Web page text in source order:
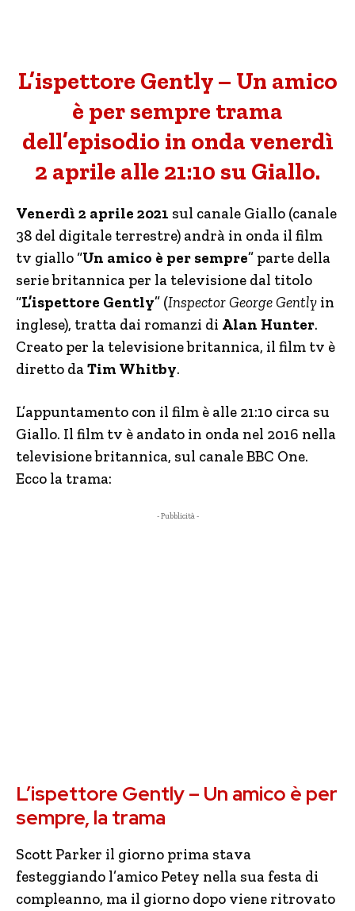
L’ispettore Gently – Un amico
è per sempre trama
dell’episodio in onda venerdì
2 aprile alle 21:10 su Giallo.
Venerdì 2 aprile 2021 sul canale Giallo (canale
38 del digitale terrestre) andrà in onda il film
tv giallo “Un amico è per sempre” parte della
serie britannica per la televisione dal titolo
“L’ispettore Gently” (Inspector George Gently in
inglese), tratta dai romanzi di Alan Hunter.
Creato per la televisione britannica, il film tv è
diretto daTim Whitby.
L’appuntamento con il film è alle 21:10 circa su
Giallo. Il film tv è andato in onda nel 2016 nella
televisione britannica, sul canale BBC One.
Ecco la trama:
- Pubblicità -
L’ispettore Gently – Un amico è per
sempre, la trama
Scott Parker il giorno prima stava
festeggiando l’amico Petey nella sua festa di
compleanno, ma il giorno dopo viene ritrovato